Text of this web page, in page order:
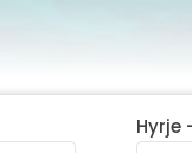
Hyrje